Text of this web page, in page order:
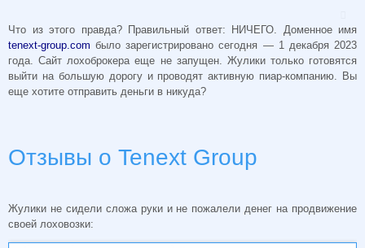
Что из этого правда? Правильный ответ: НИЧЕГО. Доменное имя
tenext-group.com было зарегистрировано сегодня — 1 декабря 2023
года. Сайт лохоброкера еще не запущен. Жулики только готовятся
выйти на большую дорогу и проводят активную пиар-компанию. Вы
еще хотите отправить деньги в никуда?
Отзывы о Tenext Group
Жулики не сидели сложа руки и не пожалели денег на продвижение
своей лоховозки: